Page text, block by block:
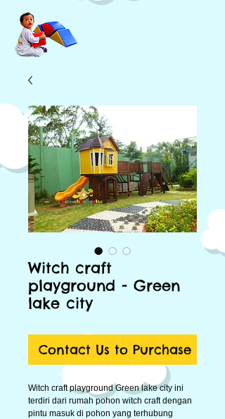
Witch craft
playground - Green
lake city
Contact Us to Purchase
Witch craft playground Green lake city ini
terdiri dari rumah pohon witch craft dengan
pintu masuk di pohon yang terhubung